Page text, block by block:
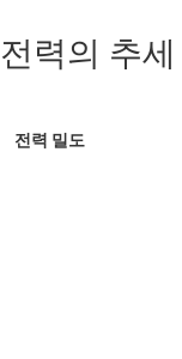
전력의 추세